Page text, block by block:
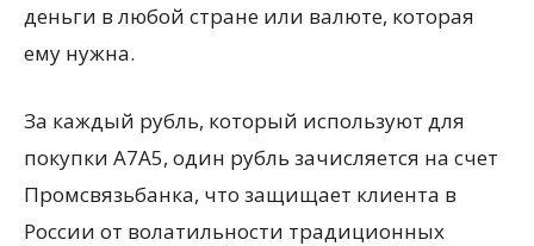
деньги в любой стране или валюте, которая
ему нужна.
За каждый рубль, который используют для
покупки A7A5, один рубль зачисляется на счет
Промсвязьбанка, что защищает клиента в
России от волатильности традиционных